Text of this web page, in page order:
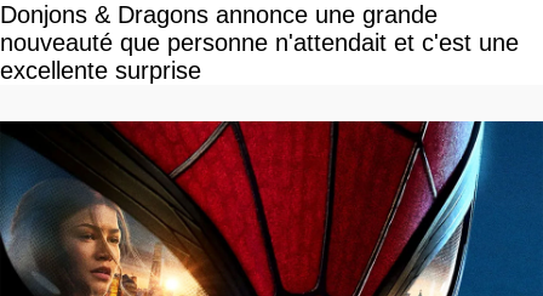
Donjons & Dragons annonce une grande
nouveauté que personne n'attendait et c'est une
excellente surprise